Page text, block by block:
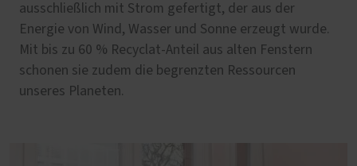
ausschließlich mit Strom gefertigt, der aus der
Energie von Wind, Wasser und Sonne erzeugt wurde.
Mit bis zu 60 % Recyclat-Anteil aus alten Fenstern
schonen sie zudem die begrenzten Ressourcen
unseres Planeten.